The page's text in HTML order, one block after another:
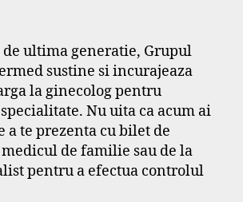
de ultima generatie, Grupul
sustine si incurajeaza
la ginecolog pentru
Nu uita ca acum ai
a te prezenta cu bilet de
de familie sau de la
pentru a efectua controlul